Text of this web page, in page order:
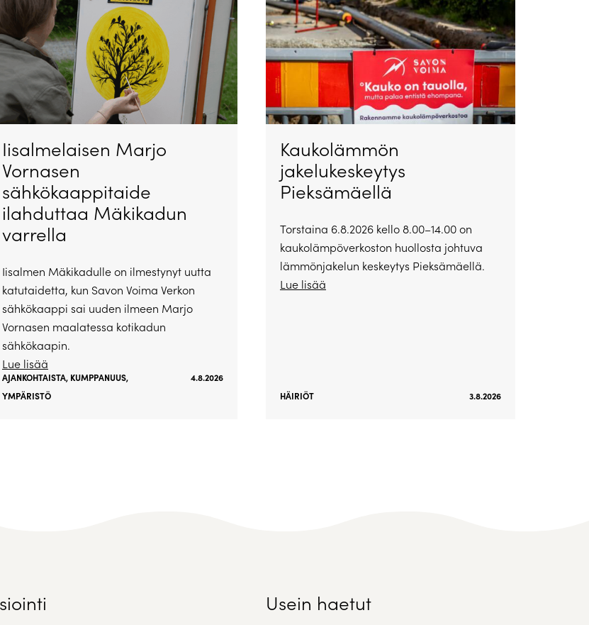
Iisalmelaisen Marjo
Vornasen
sähkökaappitaide
ilahduttaa Mäkikadun
varrella
Iisalmen Mäkikadulle on ilmestynyt uutta
katutaidetta, kun Savon Voima Verkon
sähkökaappi sai uuden ilmeen Marjo
Vornasen maalatessa kotikadun
sähkökaapin.
Lue lisää
AJANKOHTAISTA, KUMPPANUUS,
YMPÄRISTÖ
4.8.2026
Kaukolämmön
jakelukeskeytys
Pieksämäellä
Torstaina 6.8.2026 kello 8.00–14.00 on
kaukolämpöverkoston huollosta johtuva
lämmönjakelun keskeytys Pieksämäellä.
Lue lisää
HÄIRIÖT 3.8.2026
Usein haetut